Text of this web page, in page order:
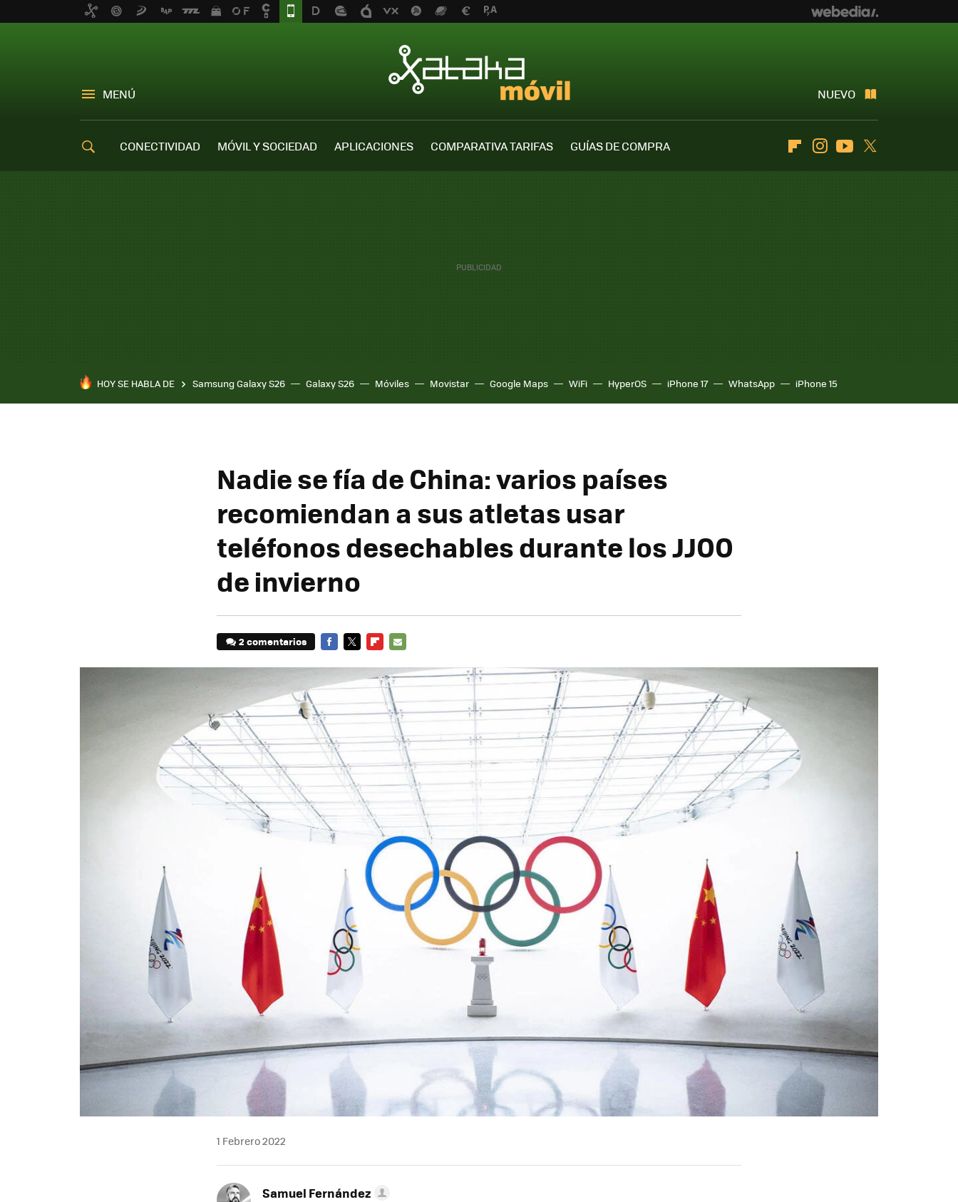
MENÚ NUEVO
CONECTIVIDAD MÓVIL Y SOCIEDAD APLICACIONES COMPARATIVA TARIFAS
GUÍAS DE COMPRA
FlipboardInstagramYoutube
HOY SE HABLA DE Samsung Galaxy S26 Galaxy S26 Móviles Movistar Google Maps WiFi HyperOS iPhone 17 WhatsApp iPhone 15
Nadie se fía de China: varios países
recomiendan a sus atletas usar
teléfonos desechables durante los JJOO
de invierno
2 comentarios
MAIL
1 Febrero 2022
Samuel Fernández